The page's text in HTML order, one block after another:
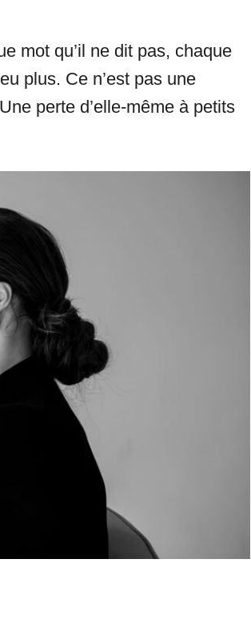
mot qu’il ne dit pas, chaque
plus. Ce n’est pas une
perte d’elle-même à petits